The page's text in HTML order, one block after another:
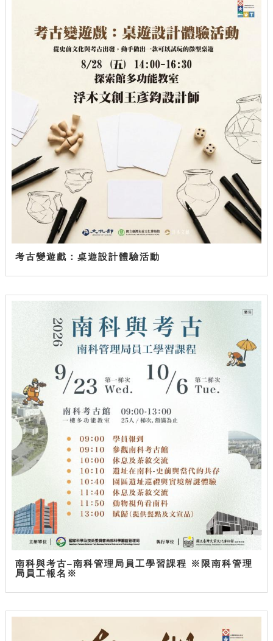
考古變遊戲：桌遊設計體驗活動
南科與考古–南科管理局員工學習課程 ※限南科管理
局員工報名※